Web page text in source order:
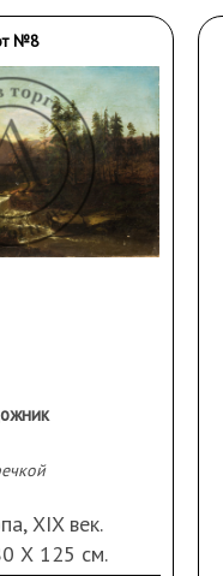
он участвовал в
в
свои
для детских книг
выставке
живописи и графики,
двадцатилетию
акварельной живописи
Родины» (1942 г.),
г.). Б. В. Смирнов
реалистов. Его
по географии (1960
Р. М. Вугиной (1974,
творческих
живописи Г. Б. Смирнов
время в Москве были
и в 1957 г. в Москве
в Среднюю Азию.
книгой «В степях
гг. Б. В. Смирнов
№8
XIX век.
Х 125 см.